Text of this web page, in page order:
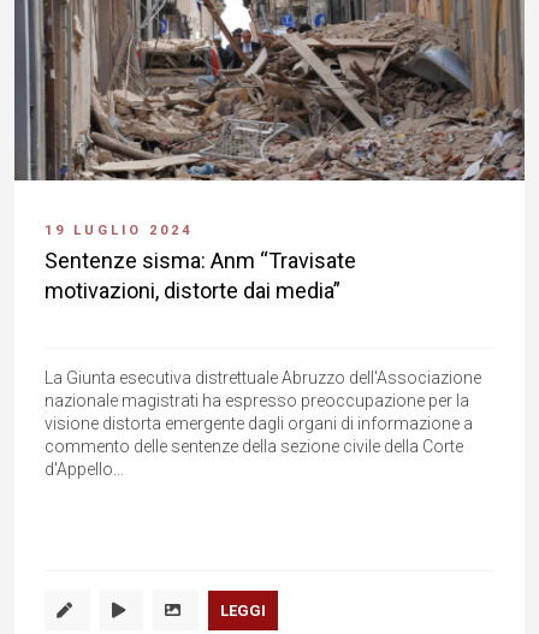
19 LUGLIO 2024
Sentenze sisma: Anm “Travisate
motivazioni, distorte dai media”
La Giunta esecutiva distrettuale Abruzzo dell'Associazione
nazionale magistrati ha espresso preoccupazione per la
visione distorta emergente dagli organi di informazione a
commento delle sentenze della sezione civile della Corte
d'Appello...
LEGGI